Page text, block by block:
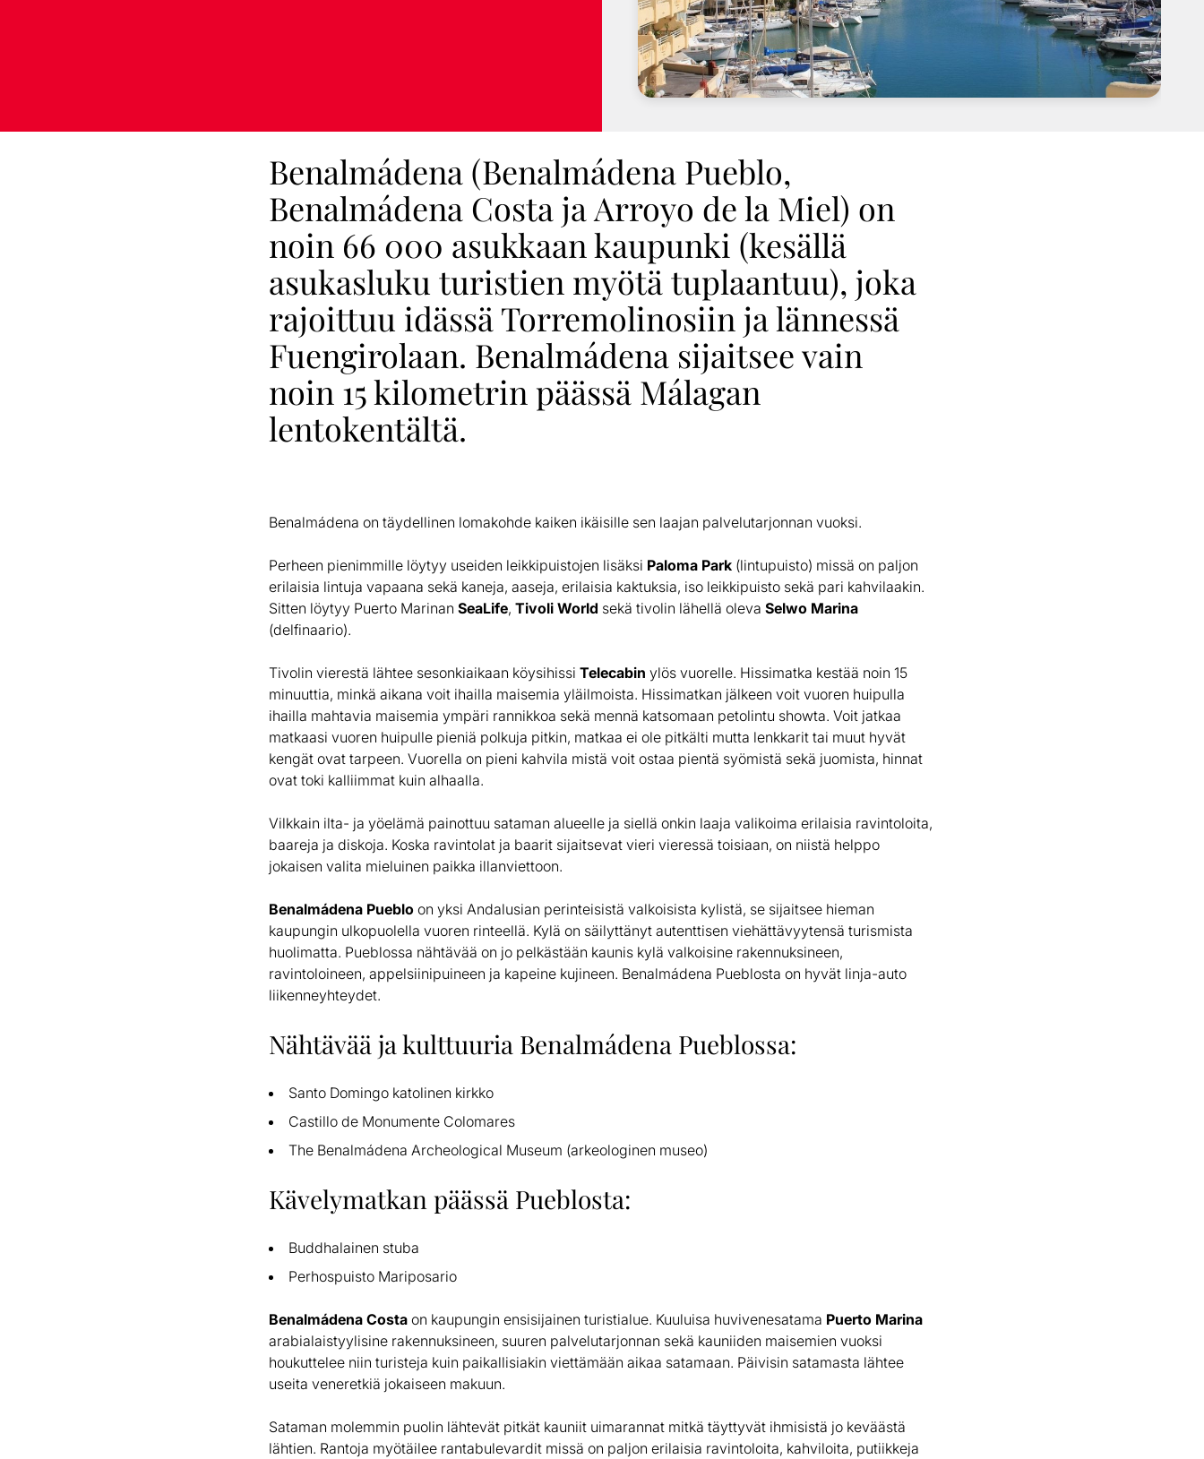
Benalmádena (Benalmádena Pueblo,
Benalmádena Costa ja Arroyo de la Miel) on
noin 66 000 asukkaan kaupunki (kesällä
asukasluku turistien myötä tuplaantuu), joka
rajoittuu idässä Torremolinosiin ja lännessä
Fuengirolaan. Benalmádena sijaitsee vain
noin 15 kilometrin päässä Málagan
lentokentältä.
Benalmádena on täydellinen lomakohde kaiken ikäisille sen laajan palvelutarjonnan vuoksi.
Perheen pienimmille löytyy useiden leikkipuistojen lisäksi Paloma Park (lintupuisto) missä on paljon
erilaisia lintuja vapaana sekä kaneja, aaseja, erilaisia kaktuksia, iso leikkipuisto sekä pari kahvilaakin.
Sitten löytyy Puerto Marinan SeaLife, Tivoli World sekä tivolin lähellä oleva Selwo Marina
(delfinaario).
Tivolin vierestä lähtee sesonkiaikaan köysihissi Telecabin ylös vuorelle. Hissimatka kestää noin 15
minuuttia, minkä aikana voit ihailla maisemia yläilmoista. Hissimatkan jälkeen voit vuoren huipulla
ihailla mahtavia maisemia ympäri rannikkoa sekä mennä katsomaan petolintu showta. Voit jatkaa
matkaasi vuoren huipulle pieniä polkuja pitkin, matkaa ei ole pitkälti mutta lenkkarit tai muut hyvät
kengät ovat tarpeen. Vuorella on pieni kahvila mistä voit ostaa pientä syömistä sekä juomista, hinnat
ovat toki kalliimmat kuin alhaalla.
Vilkkain ilta- ja yöelämä painottuu sataman alueelle ja siellä onkin laaja valikoima erilaisia ravintoloita,
baareja ja diskoja. Koska ravintolat ja baarit sijaitsevat vieri vieressä toisiaan, on niistä helppo
jokaisen valita mieluinen paikka illanviettoon.
Benalmádena Pueblo on yksi Andalusian perinteisistä valkoisista kylistä, se sijaitsee hieman
kaupungin ulkopuolella vuoren rinteellä. Kylä on säilyttänyt autenttisen viehättävyytensä turismista
huolimatta. Pueblossa nähtävää on jo pelkästään kaunis kylä valkoisine rakennuksineen,
ravintoloineen, appelsiinipuineen ja kapeine kujineen. Benalmádena Pueblosta on hyvät linja-auto
liikenneyhteydet.
Nähtävää ja kulttuuria Benalmádena Pueblossa:
Santo Domingo katolinen kirkko
Castillo de Monumente Colomares
The Benalmádena Archeological Museum (arkeologinen museo)
Kävelymatkan päässä Pueblosta:
Buddhalainen stuba
Perhospuisto Mariposario
Benalmádena Costa on kaupungin ensisijainen turistialue. Kuuluisa huvivenesatama Puerto Marina
arabialaistyylisine rakennuksineen, suuren palvelutarjonnan sekä kauniiden maisemien vuoksi
houkuttelee niin turisteja kuin paikallisiakin viettämään aikaa satamaan. Päivisin satamasta lähtee
useita veneretkiä jokaiseen makuun.
Sataman molemmin puolin lähtevät pitkät kauniit uimarannat mitkä täyttyvät ihmisistä jo keväästä
lähtien. Rantoja myötäilee rantabulevardit missä on paljon erilaisia ravintoloita, kahviloita, putiikkeja